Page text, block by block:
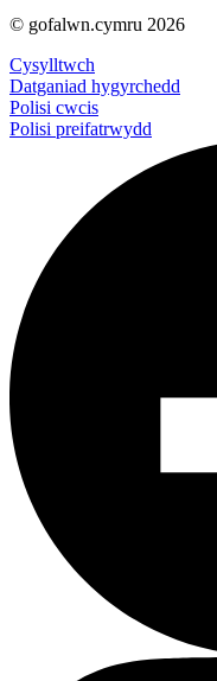
© gofalwn.cymru 2026
Cysylltwch
Datganiad hygyrchedd
Polisi cwcis
Polisi preifatrwydd